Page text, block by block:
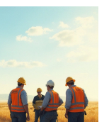
могут
Чёткие шаги без
с
как раз и